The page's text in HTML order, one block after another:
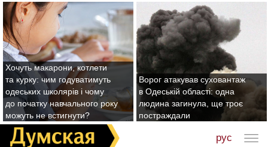
Хочуть макарони, котлети
та курку: чим годуватимуть
одеських школярів і чому
до початку навчального року
можуть не встигнути?
Ворог атакував суховантаж
в Одеській області: одна
людина загинула, ще троє
постраждали
рус